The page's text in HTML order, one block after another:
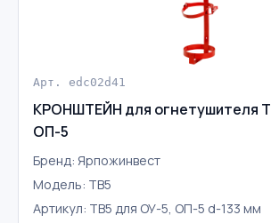
Арт. edc02d41
КРОНШТЕЙН для огнетушителя
ОП-5
Бренд: Ярпожинвест
Модель: ТВ5
Артикул: ТВ5 для ОУ-5, ОП-5 d-133 мм